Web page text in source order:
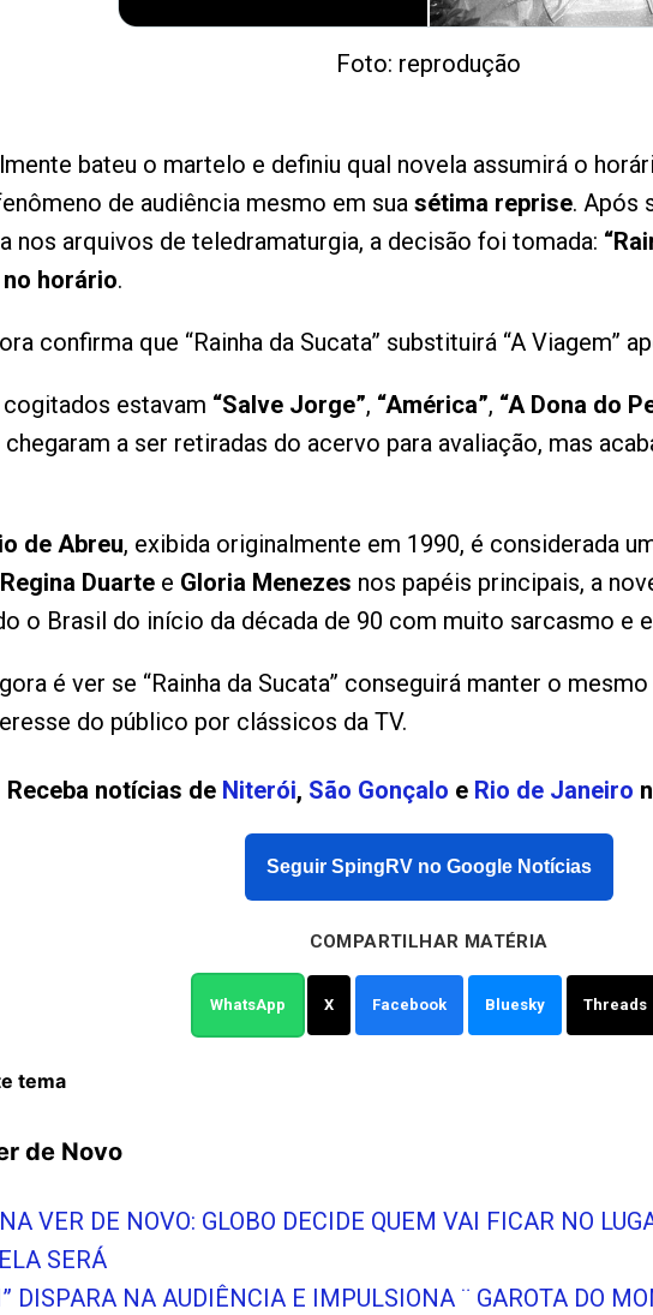
Foto: reprodução
bateu o martelo e definiu qual novela assumirá o
de audiência mesmo em sua sétima reprise. Após
nos arquivos de teledramaturgia, a decisão foi tomada:
horário.
confirma que “Rainha da Sucata” substituirá “A Viagem”
estavam “Salve Jorge”, “América”, “A Dona do
a ser retiradas do acervo para avaliação, mas
de Abreu, exibida originalmente em 1990, é considerada
Regina Duarte e Gloria Menezes nos papéis principais, a
o Brasil do início da década de 90 com muito sarcasmo e
é ver se “Rainha da Sucata” conseguirá manter o
do público por clássicos da TV.
Receba notícias de Niterói, São Gonçalo e Rio de Janeiro
Seguir SpingRV no Google Notícias
COMPARTILHAR MATÉRIA
WhatsApp X Facebook Bluesky Threads
tema
de Novo
VER DE NOVO: GLOBO DECIDE QUEM VAI FICAR NO
SERÁ
DISPARA NA AUDIÊNCIA E IMPULSIONA ¨ GAROTA DO